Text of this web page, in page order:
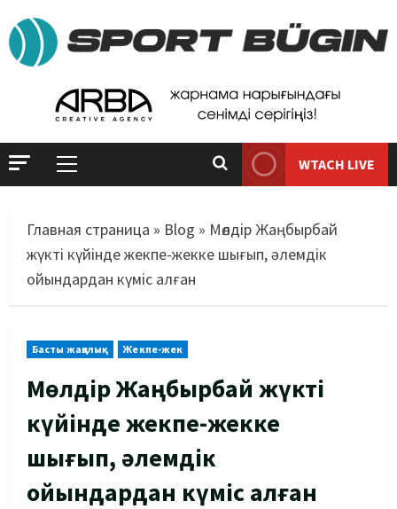
WTACH LIVE
Главная страница » Blog » Мөлдір Жаңбырбай
жүкті күйінде жекпе-жекке шығып, әлемдік
ойындардан күміс алған
Басты жаңалық Жекпе-жек
Мөлдір Жаңбырбай жүкті
күйінде жекпе-жекке
шығып, әлемдік
ойындардан күміс алған